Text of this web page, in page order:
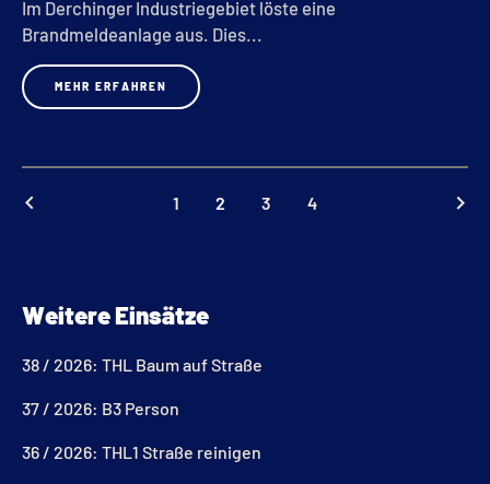
Im Derchinger Industriegebiet löste eine
Brandmeldeanlage aus. Dies...
MEHR ERFAHREN
keyboard_arrow_left 1 2 3 4 keyboard_arrow_right
Weitere Einsätze
38 / 2026: THL Baum auf Straße
37 / 2026: B3 Person
36 / 2026: THL1 Straße reinigen